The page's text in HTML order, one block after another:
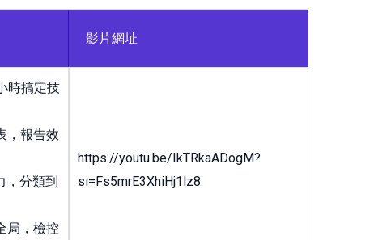
影片網址
時搞定技
，報告效
，分類到
局，檢控
https://youtu.be/IkTRkaADogM?
si=Fs5mrE3XhiHj1lz8